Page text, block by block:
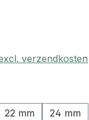
verzendkosten
22 mm 24 mm